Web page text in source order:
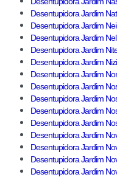
Desentupidora Jardim
Desentupidora Jardim
Desentupidora Jardim
Desentupidora Jardim
Desentupidora Jardim
Desentupidora Jardim
Desentupidora Jardim
Desentupidora Jardim
Desentupidora Jardim
Desentupidora Jardim
Desentupidora Jardim
Desentupidora Jardim
Desentupidora Jardim
Desentupidora Jardim